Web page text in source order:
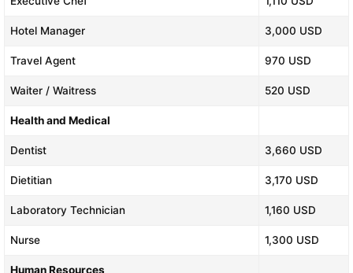
Hotel Manager 3,000 USD
Travel Agent 970 USD
Waiter / Waitress 520 USD
Health and Medical
Dentist 3,660 USD
Dietitian 3,170 USD
Laboratory Technician 1,160 USD
Nurse 1,300 USD
Human Resources